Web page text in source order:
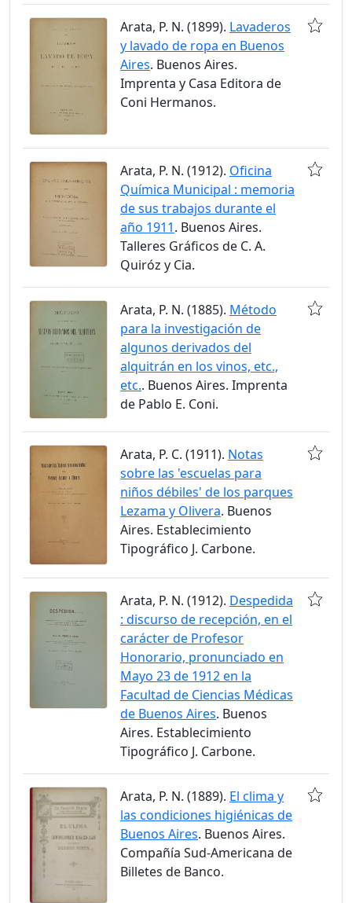
Arata, P. N. (1899). Lavaderos
y lavado de ropa en Buenos
Aires. Buenos Aires.
Imprenta y Casa Editora de
Coni Hermanos.
Arata, P. N. (1912). Oficina
Química Municipal : memoria
de sus trabajos durante el
año 1911. Buenos Aires.
Talleres Gráficos de C. A.
Quiróz y Cia.
Arata, P. N. (1885). Método
para la investigación de
algunos derivados del
alquitrán en los vinos, etc.,
etc.. Buenos Aires. Imprenta
de Pablo E. Coni.
Arata, P. C. (1911). Notas
sobre las 'escuelas para
niños débiles' de los parques
Lezama y Olivera. Buenos
Aires. Establecimiento
Tipográfico J. Carbone.
Arata, P. N. (1912). Despedida
: discurso de recepción, en el
carácter de Profesor
Honorario, pronunciado en
Mayo 23 de 1912 en la
Facultad de Ciencias Médicas
de Buenos Aires. Buenos
Aires. Establecimiento
Tipográfico J. Carbone.
Arata, P. N. (1889). El clima y
las condiciones higiénicas de
Buenos Aires. Buenos Aires.
Compañía Sud-Americana de
Billetes de Banco.